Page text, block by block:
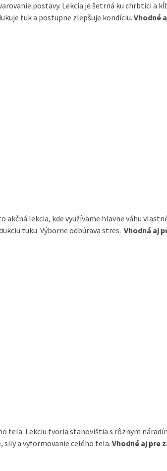
postavy. Lekcia je šetrná ku chrbtici a
tuk a postupne zlepšuje kondíciu. Vhodné
lekcia, kde využívame hlavne váhu
tuku. Výborne odbúrava stres. Vhodná aj
Lekciu tvoria stanovištia s rôznym
sily a vyformovanie celého tela.Vhodné aj pre